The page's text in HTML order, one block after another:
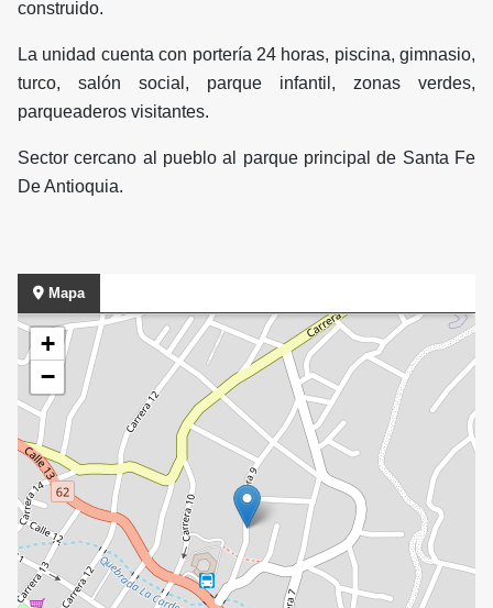
construido.
La unidad cuenta con portería 24 horas, piscina, gimnasio,
turco, salón social, parque infantil, zonas verdes,
parqueaderos visitantes.
Sector cercano al pueblo al parque principal de Santa Fe
De Antioquia.
Mapa
+
−